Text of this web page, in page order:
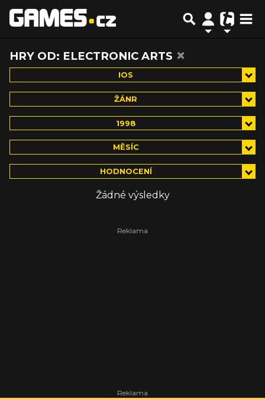
HRY OD: ELECTRONIC ARTS ×
IOS
ŽÁNR
1998
MĚSÍC
HODNOCENÍ
Žádné výsledky